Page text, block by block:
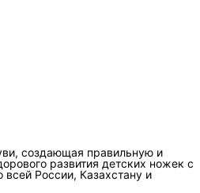
создающая правильную и
развития детских ножек с
России, Казахстану и